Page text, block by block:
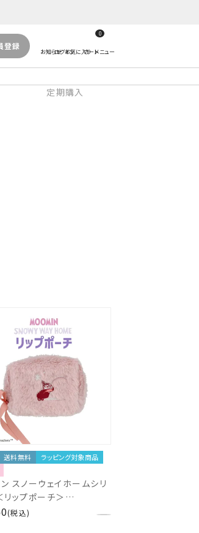
登録
0
定期購入
送料無料
ラッピング対象商品
スノーウェイホームシリ
リップポーチ＞
税込